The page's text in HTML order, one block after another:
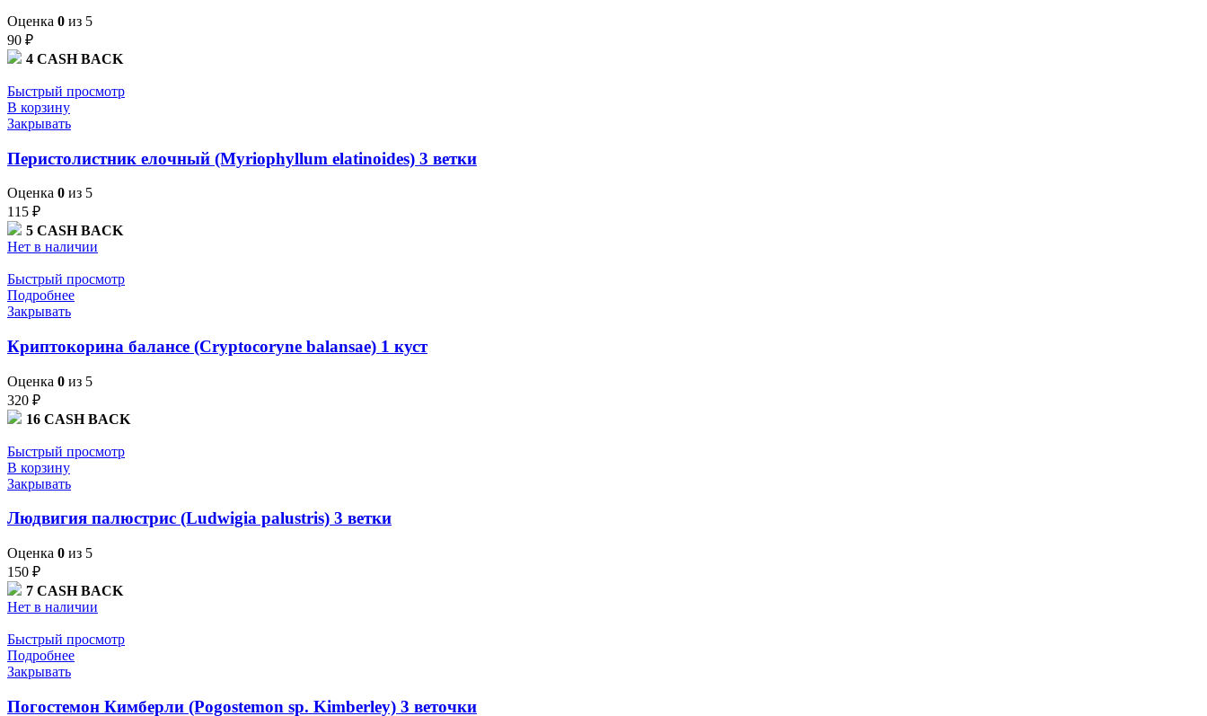
Оценка 0 из 5
90 ₽
4 CASH BACK
Быстрый просмотр
В корзину
Закрывать
Перистолистник елочный (Myriophyllum elatinoides) 3 ветки
Оценка 0 из 5
115 ₽
5 CASH BACK
Нет в наличии
Быстрый просмотр
Подробнее
Закрывать
Криптокорина балансе (Cryptocoryne balansae) 1 куст
Оценка 0 из 5
320 ₽
16 CASH BACK
Быстрый просмотр
В корзину
Закрывать
Людвигия палюстрис (Ludwigia palustris) 3 ветки
Оценка 0 из 5
150 ₽
7 CASH BACK
Нет в наличии
Быстрый просмотр
Подробнее
Закрывать
Погостемон Кимберли (Pogostemon sp. Kimberley) 3 веточки